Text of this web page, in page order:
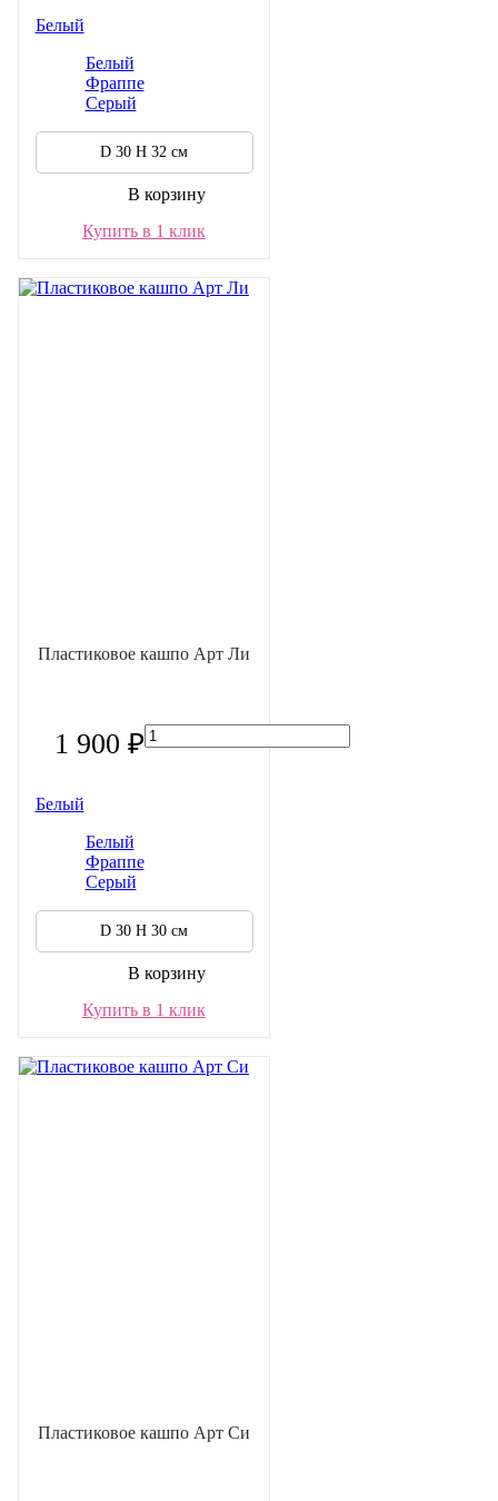
Белый
Белый
Фраппе
Серый
D 30 H 32 см
В корзину
Купить в 1 клик
Пластиковое кашпо Арт Ли
1 900 ₽
Белый
Белый
Фраппе
Серый
D 30 H 30 см
В корзину
Купить в 1 клик
Пластиковое кашпо Арт Си